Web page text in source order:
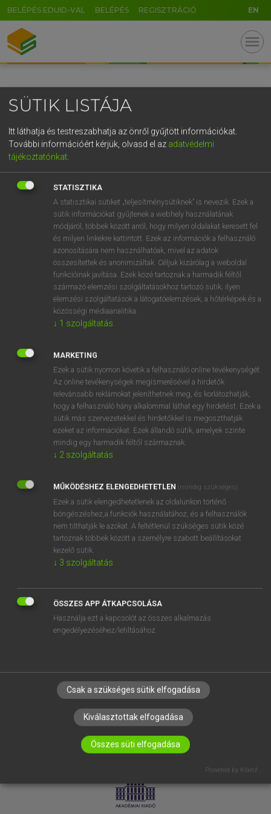
BELÉPÉS EDUID-VAL BELÉPÉS REGISZTRÁCIÓ EN
menu
OOOOPS!
SZOTAR.NET APPLIKÁCIÓ
MICROSOFT OFFICE BŐVÍTMÉNY
BEÉPÜLŐ SZÓTÁRMODUL
ONLINE NYELVVIZSGA
EGYÉNI FELHASZNÁLÓKNAK
TANULÓKNAK
OKTATÁSI INTÉZMÉNYEKNEK
VÁLLALATI MEGOLDÁSOK
RÓLUNK
ELÉRHETŐSÉG
SÜTI BEÁLLÍTÁSOK
LICENCSZERZŐDÉS ADATVÉDELEM
SÜTIK LISTÁJA
Itt láthatja és testreszabhatja az önről gyűjtött információkat.
További információért kérjük, olvasd el az adatvédelmi
tájékoztatónkat
STATISZTIKA
A statisztikai sütiket „teljesítménysütiknek” is nevezik. Ezek a
sütik információkat gyűjtenek a webhely használatának
módjáról, többek között arról, hogy milyen oldalakat keresett fel
és milyen linkekre kattintott. Ezek az információk a felhasználó
azonosítására nem használhatóak, mivel az adatok
összesítettek és anonimizáltak. Céljuk kizárólag a weboldal
funkcióinak javítása. Ezek közé tartoznak a harmadik féltől
származó elemzési szolgáltatásokhoz tartozó sütik; ilyen
elemzési szolgáltatások a látogatóelemzések, a hőtérképek és a
közösségi médiaanalitika.
↓ 1 szolgáltatás
MARKETING
Ezek a sütik nyomon követik a felhasználó online tevékenységét.
Az online tevékenységek megismerésével a hirdetők
relevánsabb reklámokat jeleníthetnek meg, és korlátozhatják,
hogy a felhasználó hány alkalommal láthat egy hirdetést. Ezek a
sütik más szervezetekkel és hirdetőkkel is megoszthatják
ezeket az információkat. Ezek állandó sütik, amelyek szinte
mindig egy harmadik féltől származnak.
↓ 2 szolgáltatás
MŰKÖDÉSHEZ ELENGEDHETETLEN (mindig szükséges)
Ezek a sütik elengedhetetlenek az oldalunkon történő
böngészéshez,a funkciók használatához, és a felhasználók
nem tilthatják le azokat. A feltétlenül szükséges sütik közé
tartoznak többek között a személyre szabott beállításokat
kezelő sütik.
↓ 3 szolgáltatás
ÖSSZES APP ÁTKAPCSOLÁSA
Használja ezt a kapcsolót az összes alkalmazás
engedélyezéséhez/letiltásához.
Csak a szükséges sütik elfogadása
Kiválasztottak elfogadása
Összes süti elfogadása
Powered by Klaro!
GR
5
g h k l
v b n m , . - AltGr